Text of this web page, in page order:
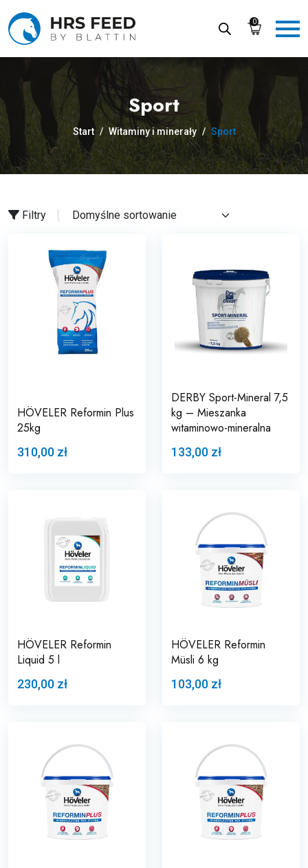
the
0
Sport
Start / Witaminy i minerały / Sport
Filtry
HÖVELER Reformin Plus
25kg
310,00 zł
DERBY Sport-Mineral 7,5
kg – Mieszanka
witaminowo-mineralna
133,00 zł
HÖVELER Reformin
Liquid 5 l
230,00 zł
HÖVELER Reformin
Müsli 6 kg
103,00 zł